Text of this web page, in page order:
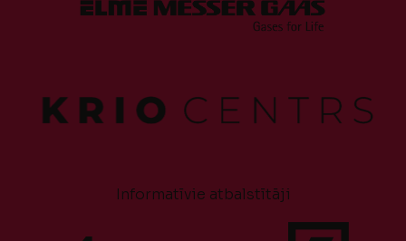
Informatīvie atbalstītāji